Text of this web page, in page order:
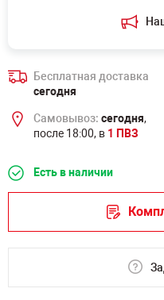
Бесплатная доставка
сегодня
Самовывоз: сегодня,
после 18:00, в 1 ПВЗ
Есть в наличии